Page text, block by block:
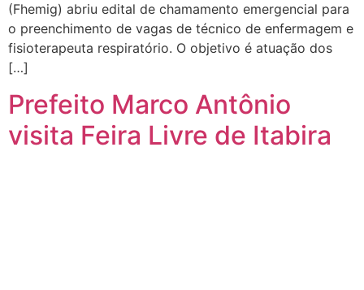
(Fhemig) abriu edital de chamamento emergencial para
o preenchimento de vagas de técnico de enfermagem e
fisioterapeuta respiratório. O objetivo é atuação dos
[…]
Prefeito Marco Antônio
visita Feira Livre de Itabira